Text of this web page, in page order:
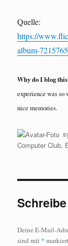
Quelle:
https://
album-
Why do I blog
experience was
nice memories.
Computer Club,
Deine E-Mail-
sind mit *